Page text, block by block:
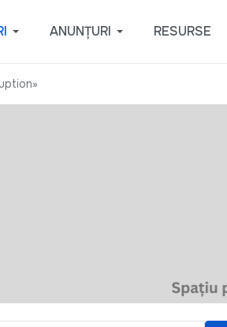
ANUNȚURI RESURSE